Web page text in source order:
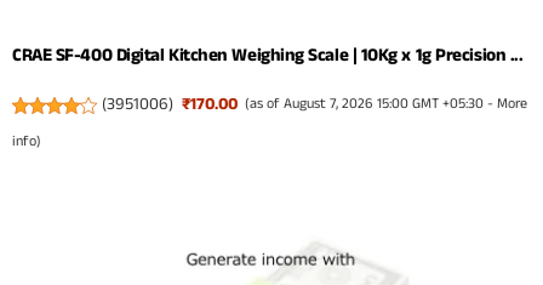
CRAE SF-400 Digital Kitchen Weighing Scale | 10Kg x 1g Precision ...
(3951006) ₹170.00 (as of August 7, 2026 15:00 GMT +05:30 -More
info)